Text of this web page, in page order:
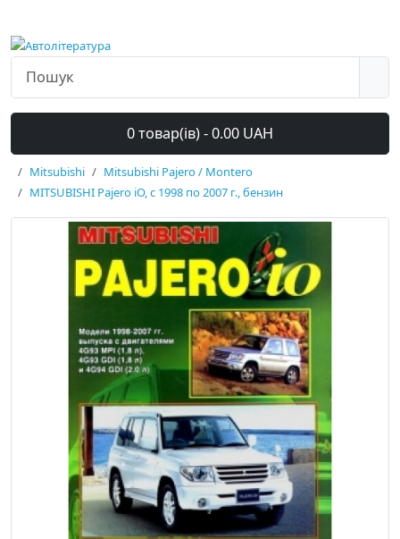
0 товар(ів) - 0.00 UAH
Mitsubishi
Mitsubishi Pajero / Montero
MITSUBISHI Pajero iO, с 1998 по 2007 г., бензин